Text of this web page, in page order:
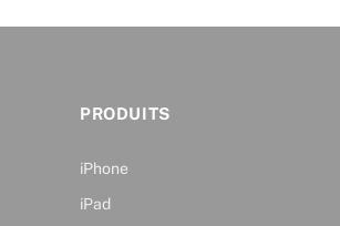
PRODUITS
iPhone
iPad